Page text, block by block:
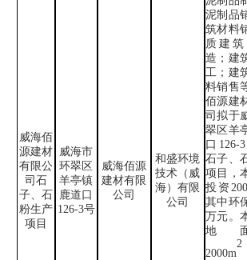
威海佰
源建材
有限公
司石
子、石
粉生产
项目
威海市
环翠区
羊亭镇
鹿道口
126-3号
威海佰源
建材有限
公司
和盛环境
技术（威
海）有限
公司
泥制品
筑材料
质建
造；建
工；建
料销售
佰源建
司 拟于
翠区羊
口 126-3
石子、
项目，
投资
其中环
万元。
地
2000m
2